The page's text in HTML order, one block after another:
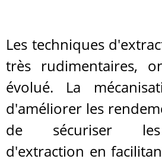
Les techniques
très rudimentaires,
évolué. La
d'améliorer les
de sécuriser
d'extraction en